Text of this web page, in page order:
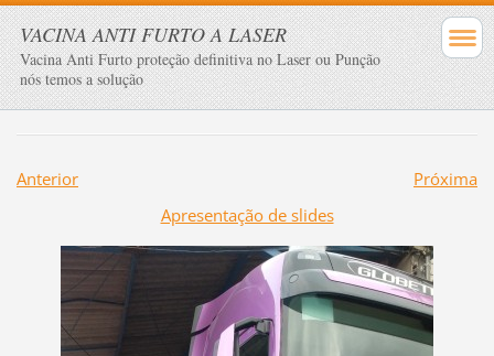
VACINA ANTI FURTO A LASER
Vacina Anti Furto proteção definitiva no Laser ou Punção
nós temos a solução
Anterior
Próxima
Apresentação de slides